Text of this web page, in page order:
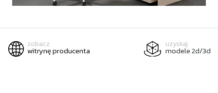
zobacz
witrynę producenta
uzyskaj
modele 2d/3d